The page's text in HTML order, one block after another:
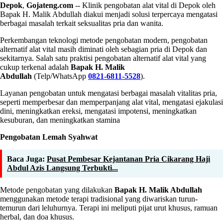
Depok, Gojateng.com -- Klinik pengobatan alat vital di Depok oleh
Bapak H. Malik Abdullah diakui menjadi solusi terpercaya mengatasi
berbagai masalah terkait seksualitas pria dan wanita.
Perkembangan teknologi metode pengobatan modern, pengobatan
alternatif alat vital masih diminati oleh sebagian pria di Depok dan
sekitarnya. Salah satu praktisi pengobatan alternatif alat vital yang
cukup terkenal adalah Bapak H. Malik
Abdullah (Telp/WhatsApp 0821-6811-5528).
Layanan pengobatan untuk mengatasi berbagai masalah vitalitas pria,
seperti memperbesar dan memperpanjang alat vital, mengatasi ejakulasi
dini, meningkatkan ereksi, mengatasi impotensi, meningkatkan
kesuburan, dan meningkatkan stamina
Pengobatan Lemah Syahwat
Baca Juga: Pusat Pembesar Kejantanan Pria Cikarang Haji
Abdul Azis Langsung Terbukti...
Metode pengobatan yang dilakukan Bapak H. Malik Abdullah
menggunakan metode terapi tradisional yang diwariskan turun-
temurun dari leluhurnya. Terapi ini meliputi pijat urut khusus, ramuan
herbal, dan doa khusus.